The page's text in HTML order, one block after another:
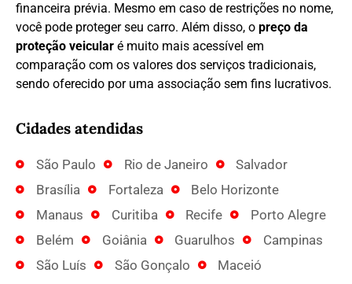
financeira prévia. Mesmo em caso de restrições no nome,
você pode proteger seu carro. Além disso, o preço da
proteção veicular é muito mais acessível em
comparação com os valores dos serviços tradicionais,
sendo oferecido por uma associação sem fins lucrativos.
Cidades atendidas
São Paulo Rio de Janeiro
Salvador
Brasília
Fortaleza
Belo Horizonte
Manaus
Curitiba Recife
Porto Alegre
Belém
Goiânia Guarulhos
Campinas
São Luís
São Gonçalo
Maceió